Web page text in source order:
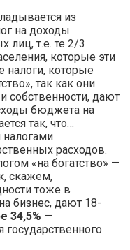
из
на доходы
лиц, т.е. те 2/3
которые эти
налоги, которые
так как они
собственности, дают
бюджета на
так, что…
налогами
расходов.
«на богатство» —
скажем,
тоже в
бизнес, дают 18-
34,5% —
государственного